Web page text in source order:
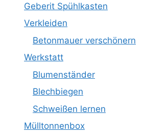
Geberit Spühlkasten
Verkleiden
Betonmauer verschönern
Werkstatt
Blumenständer
Blechbiegen
Schweißen lernen
Mülltonnenbox